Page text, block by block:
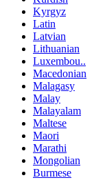
Kyrgyz
Latin
Latvian
Lithuanian
Luxembou..
Macedonian
Malagasy
Malay
Malayalam
Maltese
Maori
Marathi
Mongolian
Burmese